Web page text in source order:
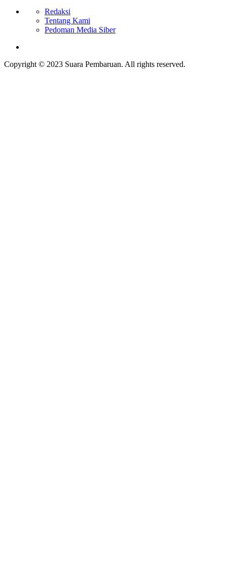
Redaksi
Tentang Kami
Pedoman Media Siber
Copyright © 2023 Suara Pembaruan. All rights reserved.